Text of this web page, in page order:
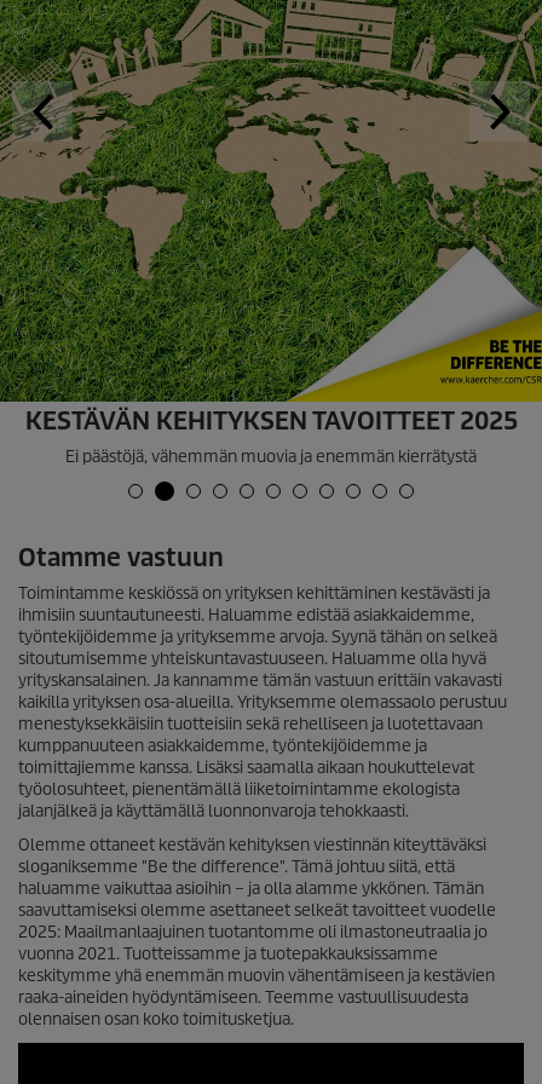
KESTÄVÄN KEHITYKSEN TAVOITTEET 2025
Ei päästöjä, vähemmän muovia ja enemmän kierrätystä
Otamme vastuun
Toimintamme keskiössä on yrityksen kehittäminen kestävästi ja
ihmisiin suuntautuneesti. Haluamme edistää asiakkaidemme,
työntekijöidemme ja yrityksemme arvoja. Syynä tähän on selkeä
sitoutumisemme yhteiskuntavastuuseen. Haluamme olla hyvä
yrityskansalainen. Ja kannamme tämän vastuun erittäin vakavasti
kaikilla yrityksen osa-alueilla. Yrityksemme olemassaolo perustuu
menestyksekkäisiin tuotteisiin sekä rehelliseen ja luotettavaan
kumppanuuteen asiakkaidemme, työntekijöidemme ja
toimittajiemme kanssa. Lisäksi saamalla aikaan houkuttelevat
työolosuhteet, pienentämällä liiketoimintamme ekologista
jalanjälkeä ja käyttämällä luonnonvaroja tehokkaasti.
Olemme ottaneet kestävän kehityksen viestinnän kiteyttäväksi
sloganiksemme "Be the difference". Tämä johtuu siitä, että
haluamme vaikuttaa asioihin – ja olla alamme ykkönen. Tämän
saavuttamiseksi olemme asettaneet selkeät tavoitteet vuodelle
2025: Maailmanlaajuinen tuotantomme oli ilmastoneutraalia jo
vuonna 2021. Tuotteissamme ja tuotepakkauksissamme
keskitymme yhä enemmän muovin vähentämiseen ja kestävien
raaka-aineiden hyödyntämiseen. Teemme vastuullisuudesta
olennaisen osan koko toimitusketjua.